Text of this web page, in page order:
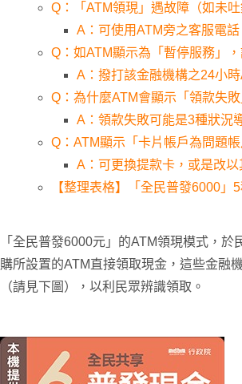
Q：「ATM領現」遇故障（如未
A：可使用ATM旁之客服電
Q：如ATM顯示為「暫停服務」
A：撥打該金融機構之24小
Q：為什麼ATM會顯示「領款失敗
A：領款失敗可能是3種狀況
Q：ATM顯示「卡片帳戶為問題
A：可更換提款卡，或是改
【整理表格】「全民普發6000」
「全民普發6000元」的ATM領現模式，
購所設置的ATM直接領取現金，這些金融
（請見下圖），以利民眾辨識領取。